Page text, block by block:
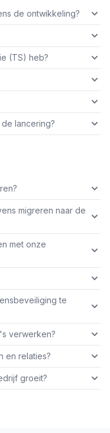
de ontwikkeling?
(TS) heb?
lancering?
migreren naar de
met onze
te
verwerken?
en relaties?
groeit?